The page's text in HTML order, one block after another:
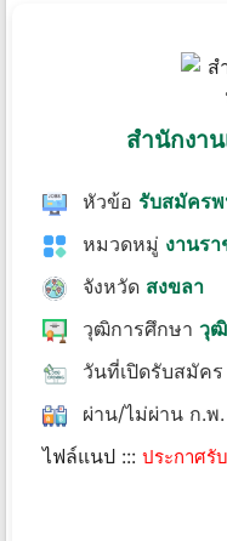
สํานักงา
หัวข้อ รับสมัคร
หมวดหมู่ งานร
จังหวัด สงขลา
วุฒิการศึกษา วุ
วันที่เปิดรับสมัคร
ผ่าน/ไม่ผ่าน ก.พ.
ไฟล์แนป ::: ประกาศรั